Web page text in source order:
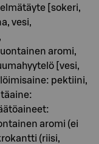
[sokeri,
vesi,
aromi,
[vesi,
pektiini,
aromi (ei
(riisi,